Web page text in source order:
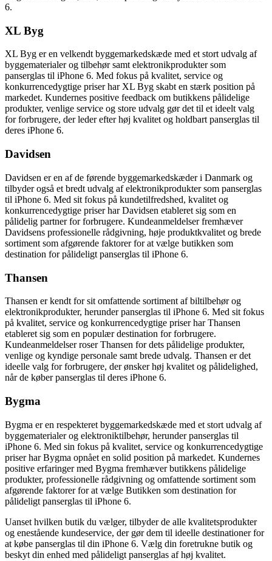
6.
XL Byg
XL Byg er en velkendt byggemarkedskæde med et stort udvalg af
byggematerialer og tilbehør samt elektronikprodukter som
panserglas til iPhone 6. Med fokus på kvalitet, service og
konkurrencedygtige priser har XL Byg skabt en stærk position på
markedet. Kundernes positive feedback om butikkens pålidelige
produkter, venlige service og store udvalg gør det til et ideelt valg
for forbrugere, der leder efter høj kvalitet og holdbart panserglas til
deres iPhone 6.
Davidsen
Davidsen er en af de førende byggemarkedskæder i Danmark og
tilbyder også et bredt udvalg af elektronikprodukter som panserglas
til iPhone 6. Med sit fokus på kundetilfredshed, kvalitet og
konkurrencedygtige priser har Davidsen etableret sig som en
pålidelig partner for forbrugere. Kundeanmeldelser fremhæver
Davidsens professionelle rådgivning, høje produktkvalitet og brede
sortiment som afgørende faktorer for at vælge butikken som
destination for pålideligt panserglas til iPhone 6.
Thansen
Thansen er kendt for sit omfattende sortiment af biltilbehør og
elektronikprodukter, herunder panserglas til iPhone 6. Med sit fokus
på kvalitet, service og konkurrencedygtige priser har Thansen
etableret sig som en populær destination for forbrugere.
Kundeanmeldelser roser Thansen for dets pålidelige produkter,
venlige og kyndige personale samt brede udvalg. Thansen er det
ideelle valg for forbrugere, der ønsker høj kvalitet og pålidelighed,
når de køber panserglas til deres iPhone 6.
Bygma
Bygma er en respekteret byggemarkedskæde med et stort udvalg af
byggematerialer og elektroniktilbehør, herunder panserglas til
iPhone 6. Med sin fokus på kvalitet, service og konkurrencedygtige
priser har Bygma opnået en solid position på markedet. Kundernes
positive erfaringer med Bygma fremhæver butikkens pålidelige
produkter, professionelle rådgivning og omfattende sortiment som
afgørende faktorer for at vælge Butikken som destination for
pålideligt panserglas til iPhone 6.
Uanset hvilken butik du vælger, tilbyder de alle kvalitetsprodukter
og enestående kundeservice, der gør dem til ideelle destinationer for
at købe panserglas til din iPhone 6. Vælg din foretrukne butik og
beskyt din enhed med pålideligt panserglas af høj kvalitet.